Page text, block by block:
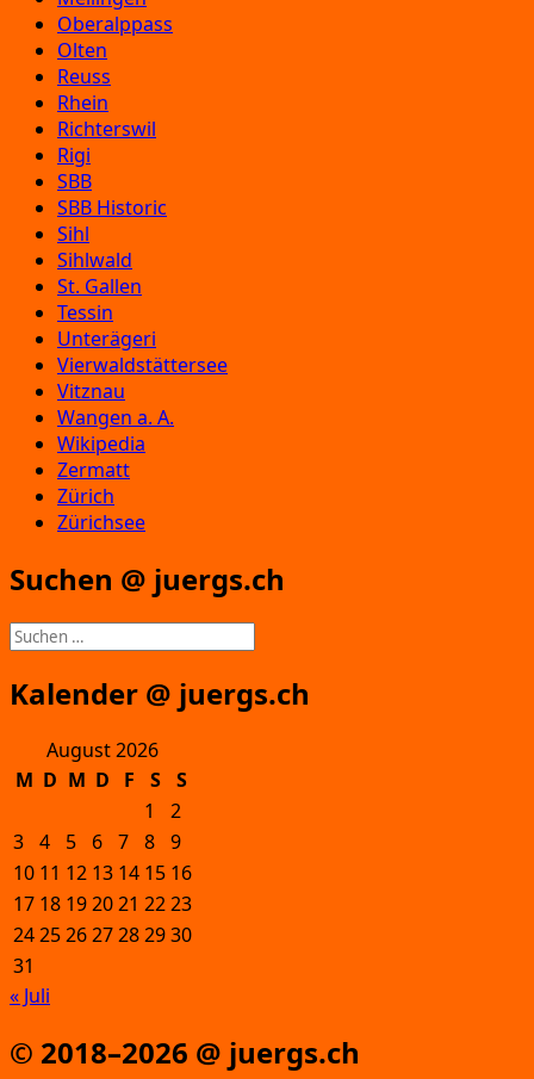
Oberalppass
Olten
Reuss
Rhein
Richterswil
Rigi
SBB
SBB Historic
Sihl
Sihlwald
St. Gallen
Tessin
Unterägeri
Vierwaldstättersee
Vitznau
Wangen a. A.
Wikipedia
Zermatt
Zürich
Zürichsee
Suchen @ juergs.ch
Suchen
nach:
Kalender @ juergs.ch
August 2026
M D M D F S
S
1
2
3 4 5 6 7 8 9
10 11 12 13 14 15 16
17 18 192021 2223
24252627282930
31
« Juli
© 2018–2026 @ juergs.ch